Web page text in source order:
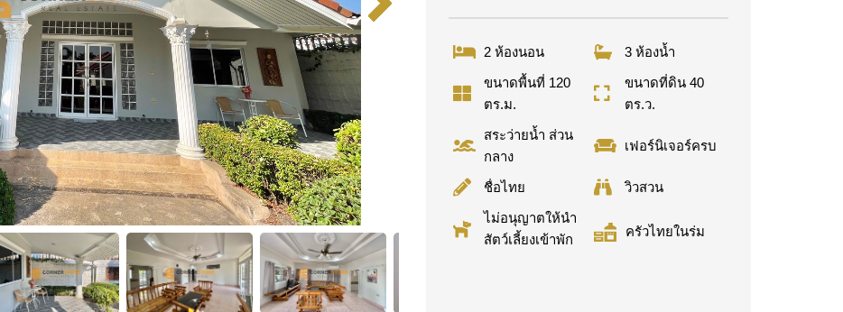
2 ห้องนอน
3 ห้องน้ำ
ขนาดพื้นที่ 120
ตร.ม.
ขนาดที่ดิน 40
ตร.ว.
สระว่ายน้ำ ส่วน
กลาง
เฟอร์นิเจอร์ครบ
ชื่อไทย
วิวสวน
ไม่อนุญาตให้นำ
สัตว์เลี้ยงเข้าพัก
ครัวไทยในร่ม